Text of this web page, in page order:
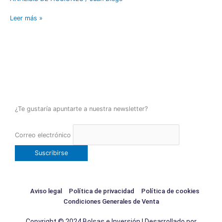
Leer más »
¿Te gustaría apuntarte a nuestra newsletter?
Correo electrónico
Aviso legal Política de privacidad
Política de cookies
Condiciones Generales de Venta